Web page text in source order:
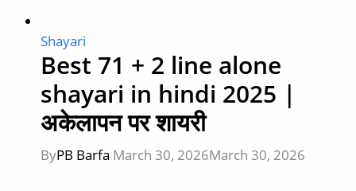
Shayari
Best 71 + 2 line alone
shayari in hindi 2025 |
अकेलापन पर शायरी
ByPB Barfa March 30, 2026March 30, 2026